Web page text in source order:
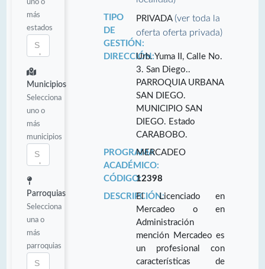
más
estados
Municipios
Selecciona
uno o
más
municipios
Parroquias
Selecciona
una o
más
parroquias
TIPO
DE
GESTIÓN:
PRIVADA(ver toda la
oferta oferta privada)
DIRECCIÓN:Urb. Yuma II, Calle No.
3. San Diego..
PARROQUIA URBANA
SAN DIEGO.
MUNICIPIO SAN
DIEGO. Estado
CARABOBO.
PROGRAMA
ACADÉMICO:
MERCADEO
CÓDIGO:12398
DESCRIPCIÓN:El Licenciado en
Mercadeo o en
Administración
mención Mercadeo es
un profesional con
características de